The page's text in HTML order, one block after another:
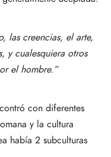
las creencias, el arte,
y cualesquiera otros
el hombre.”
con diferentes
y la cultura
había 2 subculturas